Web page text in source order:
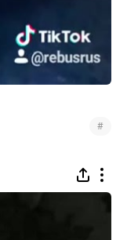
#